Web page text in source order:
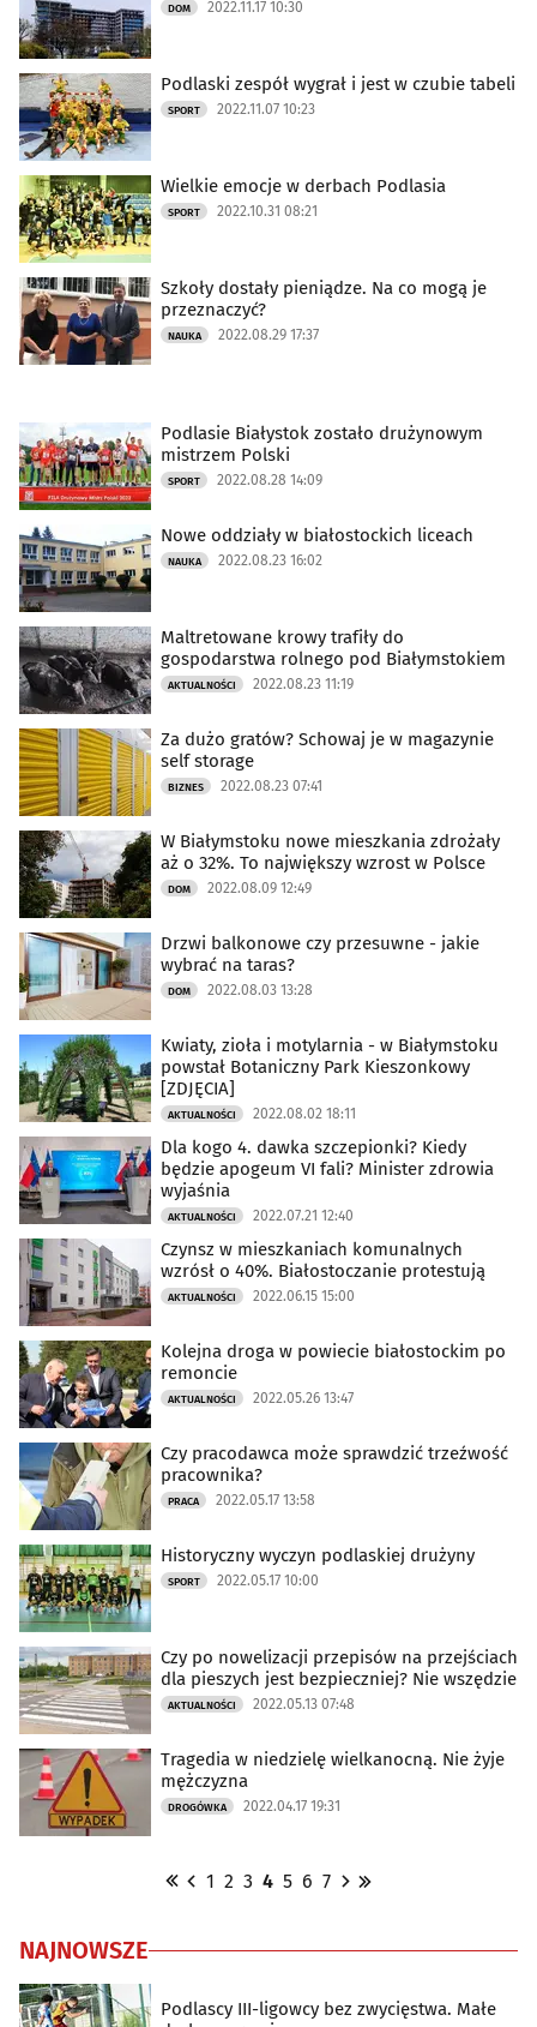
DOM 2022.11.17 10:30
Podlaski zespół wygrał i jest w czubie tabeli
SPORT 2022.11.07 10:23
Wielkie emocje w derbach Podlasia
SPORT 2022.10.31 08:21
Szkoły dostały pieniądze. Na co mogą je
przeznaczyć?
NAUKA 2022.08.29 17:37
Podlasie Białystok zostało drużynowym
mistrzem Polski
SPORT 2022.08.28 14:09
Nowe oddziały w białostockich liceach
NAUKA 2022.08.23 16:02
Maltretowane krowy trafiły do
gospodarstwa rolnego pod Białymstokiem
AKTUALNOŚCI 2022.08.23 11:19
Za dużo gratów? Schowaj je w magazynie
self storage
BIZNES 2022.08.23 07:41
W Białymstoku nowe mieszkania zdrożały
aż o 32%. To największy wzrost w Polsce
DOM 2022.08.09 12:49
Drzwi balkonowe czy przesuwne - jakie
wybrać na taras?
DOM 2022.08.03 13:28
Kwiaty, zioła i motylarnia - w Białymstoku
powstał Botaniczny Park Kieszonkowy
[ZDJĘCIA]
AKTUALNOŚCI 2022.08.02 18:11
Dla kogo 4. dawka szczepionki? Kiedy
będzie apogeum VI fali? Minister zdrowia
wyjaśnia
AKTUALNOŚCI 2022.07.21 12:40
Czynsz w mieszkaniach komunalnych
wzrósł o 40%. Białostoczanie protestują
AKTUALNOŚCI 2022.06.15 15:00
Kolejna droga w powiecie białostockim po
remoncie
AKTUALNOŚCI 2022.05.26 13:47
Czy pracodawca może sprawdzić trzeźwość
pracownika?
PRACA 2022.05.17 13:58
Historyczny wyczyn podlaskiej drużyny
SPORT 2022.05.17 10:00
Czy po nowelizacji przepisów na przejściach
dla pieszych jest bezpieczniej? Nie wszędzie
AKTUALNOŚCI 2022.05.13 07:48
Tragedia w niedzielę wielkanocną. Nie żyje
mężczyzna
DROGÓWKA 2022.04.17 19:31
1 2 3 4 5 6 7
NAJNOWSZE
Podlascy III-ligowcy bez zwycięstwa. Małe